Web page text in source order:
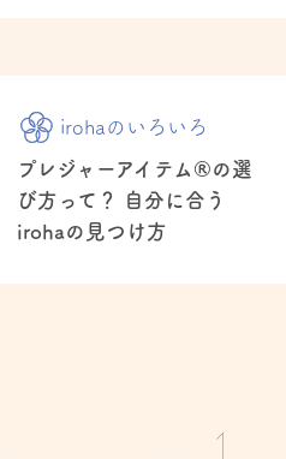
irohaのいろいろ
プレジャーアイテム®の選
び方って？ 自分に合う
irohaの見つけ方